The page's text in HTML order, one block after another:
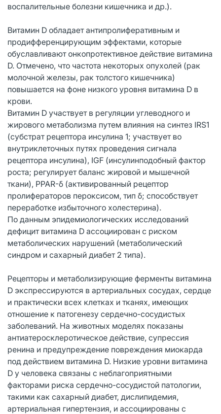
воспалительные болезни кишечника и др.).
Витамин D обладает антипролиферативным и
продифференцирующим эффектами, которые
обуславливают онкопротективное действие витамина
D. Отмечено, что частота некоторых опухолей (рак
молочной железы, рак толстого кишечника)
повышается на фоне низкого уровня витамина D в
крови.
Витамин D участвует в регуляции углеводного и
жирового метаболизма путем влияния на синтез IRS1
(субстрат рецептора инсулина 1; участвует во
внутриклеточных путях проведения сигнала
рецептора инсулина), IGF (инсулинподобный фактор
роста; регулирует баланс жировой и мышечной
ткани), PPAR-δ (активированный рецептор
пролифераторов пероксисом, тип δ; способствует
переработке избыточного холестерина).
По данным эпидемиологических исследований
дефицит витамина D ассоциирован с риском
метаболических нарушений (метаболический
синдром и сахарный диабет 2 типа).
Рецепторы и метаболизирующие ферменты витамина
D экспрессируются в артериальных сосудах, сердце
и практически всех клетках и тканях, имеющих
отношение к патогенезу сердечно-сосудистых
заболеваний. На животных моделях показаны
антиатеросклеротическое действие, супрессия
ренина и предупреждение повреждения миокарда
под действием витамина D. Низкие уровни витамина
D у человека связаны с неблагоприятными
факторами риска сердечно-сосудистой патологии,
такими как сахарный диабет, дислипидемия,
артериальная гипертензия, и ассоциированы с